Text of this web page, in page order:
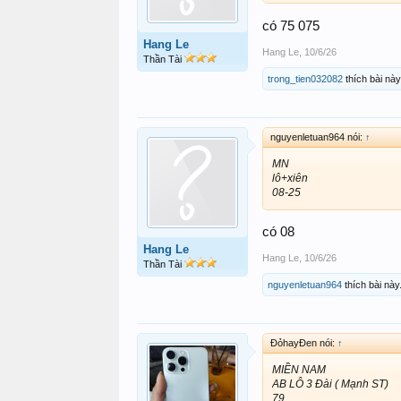
Hang Le
Thần Tài
có 75 075
Hang Le 10/6/26
trong_tien032082 thích bài
Hang Le
Thần Tài
nguyenletuan964 nói: ↑
MN
lô+xiên
08-25
có 08
Hang Le 10/6/26
nguyenletuan964 thích bài này.
ĐỏhayĐen nói: ↑
MIỀN NAM
AB LÔ 3 Đài ( Mạnh ST)